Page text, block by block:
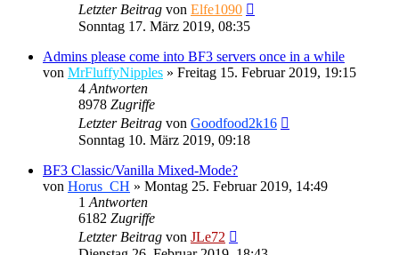
Letzter Beitrag von Elfe1090
Sonntag 17. März 2019, 08:35
Admins please come into BF3 servers once in a while
von MrFluffyNipples » Freitag 15. Februar 2019, 19:15
4 Antworten
8978 Zugriffe
Letzter Beitrag von Goodfood2k16
Sonntag 10. März 2019, 09:18
BF3 Classic/Vanilla Mixed-Mode?
von Horus_CH » Montag 25. Februar 2019, 14:49
1 Antworten
6182 Zugriffe
Letzter Beitrag von JLe72